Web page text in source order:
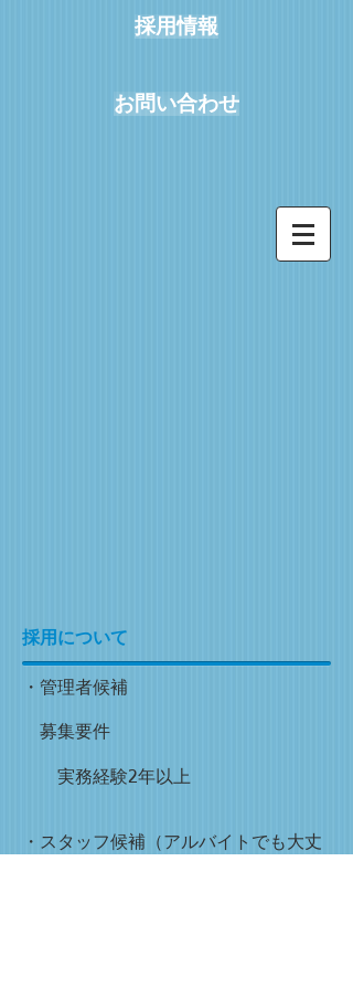
採用情報
お問い合わせ
採用について
・管理者候補
募集要件
実務経験2年以上
・スタッフ候補（アルバイトでも大丈